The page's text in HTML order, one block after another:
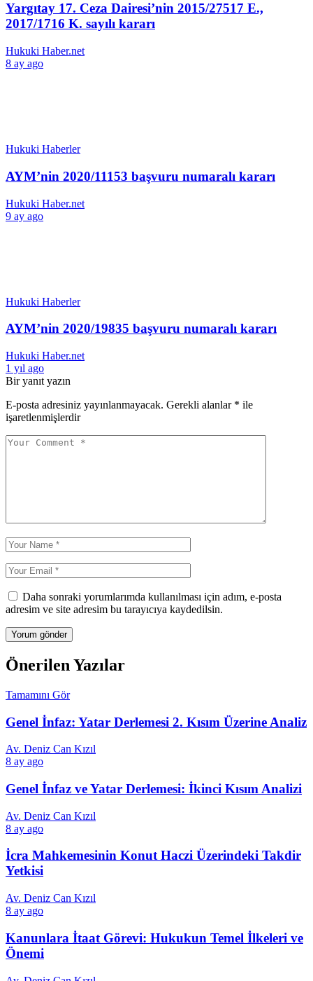
Yargıtay 17. Ceza Dairesi’nin 2015/27517 E.,
2017/1716 K. sayılı kararı
Hukuki Haber.net
8 ay ago
Hukuki Haberler
AYM’nin 2020/11153 başvuru numaralı kararı
Hukuki Haber.net
9 ay ago
Hukuki Haberler
AYM’nin 2020/19835 başvuru numaralı kararı
Hukuki Haber.net
1 yıl ago
Bir yanıt yazın
E-posta adresiniz yayınlanmayacak. Gerekli alanlar * ile
işaretlenmişlerdir
Daha sonraki yorumlarımda kullanılması için adım, e-posta
adresim ve site adresim bu tarayıcıya kaydedilsin.
Önerilen Yazılar
Tamamını Gör
Genel İnfaz: Yatar Derlemesi 2. Kısım Üzerine Analiz
Av. Deniz Can Kızıl
8 ay ago
Genel İnfaz ve Yatar Derlemesi: İkinci Kısım Analizi
Av. Deniz Can Kızıl
8 ay ago
İcra Mahkemesinin Konut Haczi Üzerindeki Takdir
Yetkisi
Av. Deniz Can Kızıl
8 ay ago
Kanunlara İtaat Görevi: Hukukun Temel İlkeleri ve
Önemi